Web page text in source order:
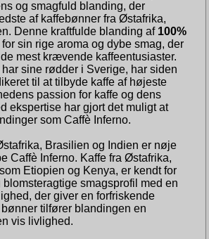
og smagfuld blanding, der
af kaffebønner fra Østafrika,
Denne kraftfulde blanding af 100%
sin rige aroma og dybe smag, der
mest krævende kaffeentusiaster.
sine rødder i Sverige, har siden
til at tilbyde kaffe af højeste
passion for kaffe og dens
ekspertise har gjort det muligt at
som Caffè Inferno.
Brasilien og Indien er nøje
Caffè Inferno. Kaffe fra Østafrika,
Etiopien og Kenya, er kendt for
smagsprofil med en
der giver en forfriskende
tilfører blandingen en
vis livlighed.